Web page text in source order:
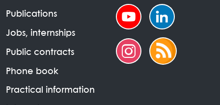
Publications
Jobs, internships
Public contracts
Phone book
Practical information